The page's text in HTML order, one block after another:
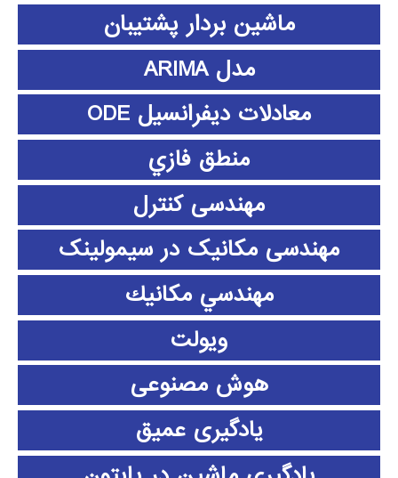
ماشین بردار پشتیبان
مدل ARIMA
معادلات دیفرانسیل ODE
منطق فازي
مهندسی کنترل
مهندسی مکانیک در سیمولینک
مهندسي مكانيك
ویولت
هوش مصنوعی
یادگیری عمیق